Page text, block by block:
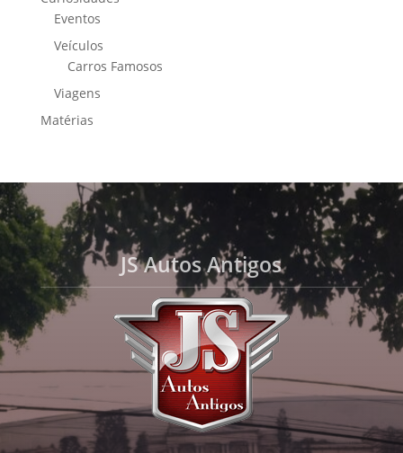
Eventos
Veículos
Carros Famosos
Viagens
Matérias
JS Autos Antigos